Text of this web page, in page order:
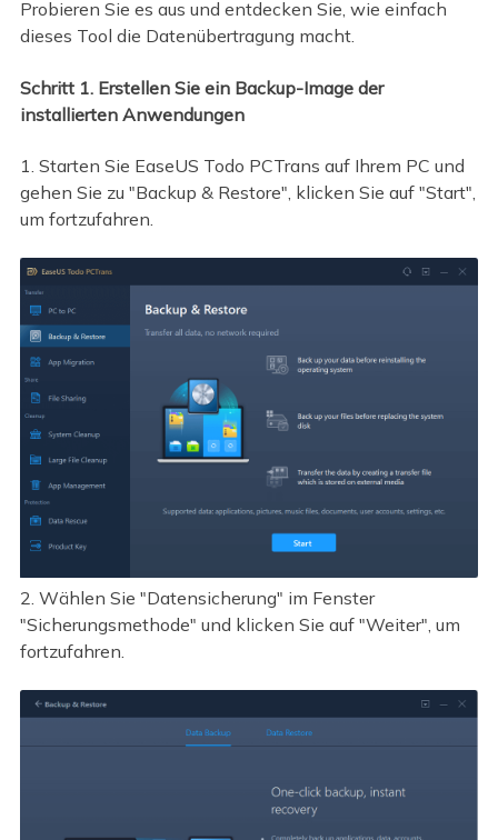
Probieren Sie es aus und entdecken Sie, wie einfach
dieses Tool die Datenübertragung macht.
Schritt 1. Erstellen Sie ein Backup-Image der
installierten Anwendungen
1. Starten Sie EaseUS Todo PCTrans auf Ihrem PC und
gehen Sie zu "Backup & Restore", klicken Sie auf "Start",
um fortzufahren.
2. Wählen Sie "Datensicherung" im Fenster
"Sicherungsmethode" und klicken Sie auf "Weiter", um
fortzufahren.